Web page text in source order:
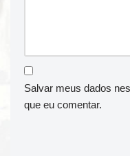
Salvar meus dados
que eu comentar.